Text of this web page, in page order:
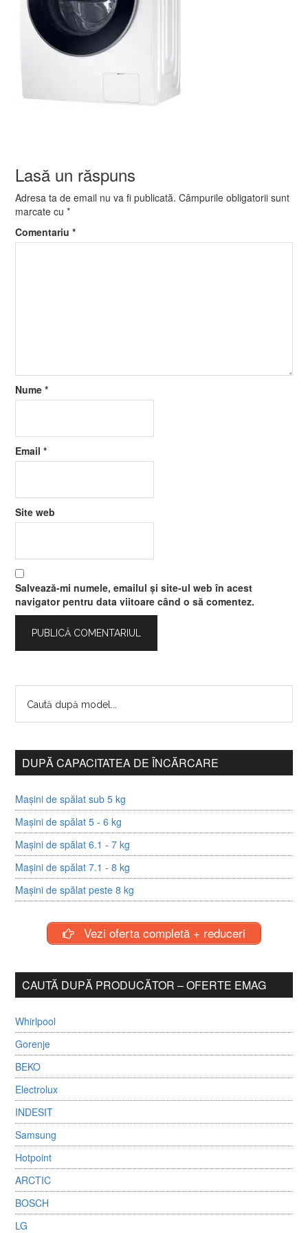
Lasă un răspuns
Adresa ta de email nu va fi publicată. Câmpurile obligatorii sunt
marcate cu*
Comentariu*
Nume*
Email*
Site web
Salvează-mi numele, emailul și site-ul web în acest
navigator pentru data viitoare când o să comentez.
DUPĂ CAPACITATEA DE ÎNCĂRCARE
Mașini de spălat sub 5 kg
Mașini de spălat 5 - 6 kg
Mașini de spălat 6.1 - 7 kg
Mașini de spălat 7.1 - 8 kg
Mașini de spălat peste 8 kg
Vezi oferta completă + reduceri
CAUTĂ DUPĂ PRODUCĂTOR – OFERTE EMAG
Whirlpool
Gorenje
BEKO
Electrolux
INDESIT
Samsung
Hotpoint
ARCTIC
BOSCH
LG